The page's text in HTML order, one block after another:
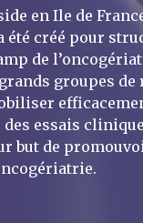
en Ile de
été créé pour
de
groupes de
essais
but de